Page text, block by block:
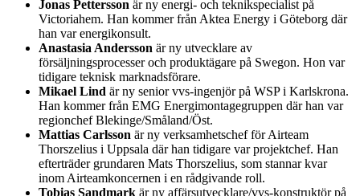
Jonas Pettersson är ny energi- och teknikspecialist på
Victoriahem. Han kommer från Aktea Energy i Göteborg där
han var energikonsult.
Anastasia Andersson är ny utvecklare av
försäljningsprocesser och produktägare på Swegon. Hon var
tidigare teknisk marknadsförare.
Mikael Lind är ny senior vvs-ingenjör på WSP i Karlskrona.
Han kommer från EMG Energimontagegruppen där han var
regionchef Blekinge/Småland/Öst.
Mattias Carlsson är ny verksamhetschef för Airteam
Thorszelius i Uppsala där han tidigare var projektchef. Han
efterträder grundaren Mats Thorszelius, som stannar kvar
inom Airteamkoncernen i en rådgivande roll.
Tobias Sandmark är ny affärsutvecklare/vvs-konstruktör på